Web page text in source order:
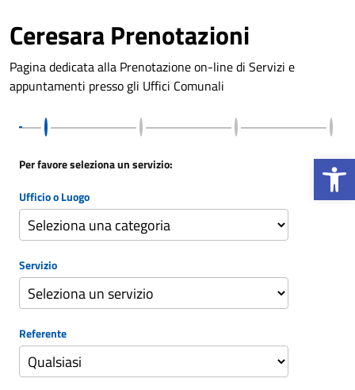
Apri la
Ceresara Prenotazioni
Pagina dedicata alla Prenotazione on-line di Servizi e
appuntamenti presso gli Uffici Comunali
Per favore seleziona un servizio:
Ufficio o Luogo
Servizio
Referente